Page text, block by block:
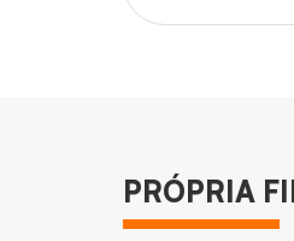
PRÓPRIA